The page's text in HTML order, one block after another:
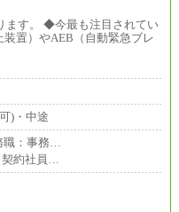
ます。 ◆今最も注目されてい
置）やAEB（自動緊急ブレ
)・中途
：事務…
契約社員…